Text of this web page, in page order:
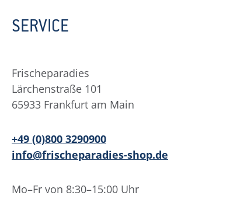
SERVICE
Frischeparadies
Lärchenstraße 101
65933 Frankfurt am Main
+49 (0)800 3290900
info@frischeparadies-shop.de
Mo–Fr von 8:30–15:00 Uhr